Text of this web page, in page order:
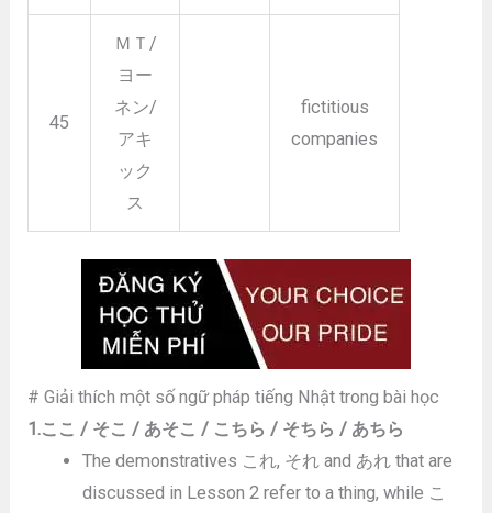
45
ＭＴ/
ヨー
ネン/
アキ
ック
ス
fictitious
companies
# Giải thích một số ngữ pháp tiếng Nhật trong bài học
1.ここ / そこ / あそこ / こちら / そちら / あちら
The demonstratives これ, それ and あれ that are
discussed in Lesson 2 refer to a thing, while こ